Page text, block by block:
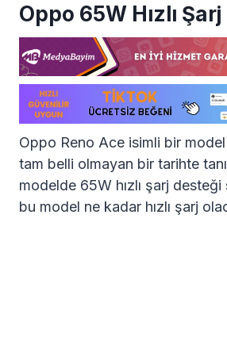
Oppo 65W Hızlı Şarj
Oppo Reno Ace isimli bir
tam belli olmayan bir tarihte
modelde 65W hızlı şarj
bu model ne kadar hızlı şarj